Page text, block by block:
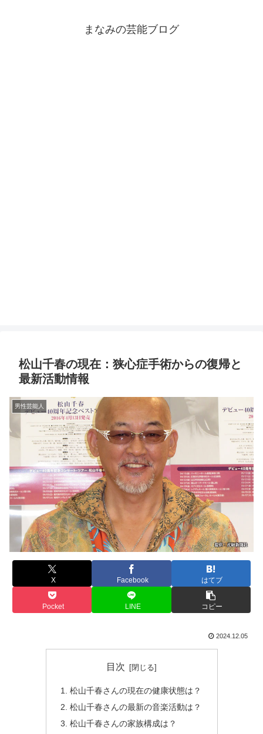
まなみの芸能ブログ
松山千春の現在：狭心症手術からの復帰と
最新活動情報
男性芸能人
X Facebook はてブ
Pocket LINE コピー
2024.12.05
目次
松山千春さんの現在の健康状態は？
松山千春さんの最新の音楽活動は？
松山千春さんの家族構成は？